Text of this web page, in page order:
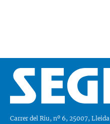
Carrer del Riu, nº 6, 25007, Lleida